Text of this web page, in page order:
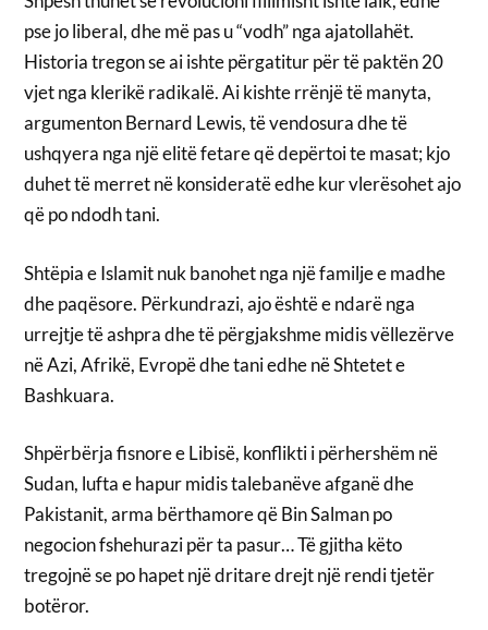
pse jo liberal, dhe më pas u “vodh” nga ajatollahët.
Historia tregon se ai ishte përgatitur për të paktën 20
vjet nga klerikë radikalë. Ai kishte rrënjë të manyta,
argumenton Bernard Lewis, të vendosura dhe të
ushqyera nga një elitë fetare që depërtoi te masat; kjo
duhet të merret në konsideratë edhe kur vlerësohet ajo
që po ndodh tani.
Shtëpia e Islamit nuk banohet nga një familje e madhe
dhe paqësore. Përkundrazi, ajo është e ndarë nga
urrejtje të ashpra dhe të përgjakshme midis vëllezërve
në Azi, Afrikë, Evropë dhe tani edhe në Shtetet e
Bashkuara.
Shpërbërja fisnore e Libisë, konflikti i përhershëm në
Sudan, lufta e hapur midis talebanëve afganë dhe
Pakistanit, arma bërthamore që Bin Salman po
negocion fshehurazi për ta pasur… Të gjitha këto
tregojnë se po hapet një dritare drejt një rendi tjetër
botëror.